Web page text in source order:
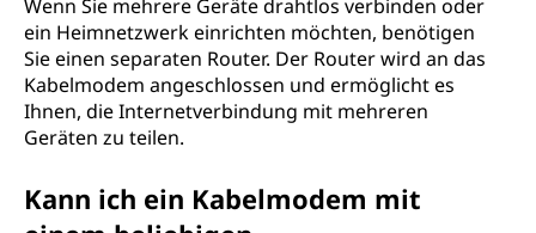
Wenn Sie mehrere Geräte drahtlos verbinden oder
ein Heimnetzwerk einrichten möchten, benötigen
Sie einen separaten Router. Der Router wird an das
Kabelmodem angeschlossen und ermöglicht es
Ihnen, die Internetverbindung mit mehreren
Geräten zu teilen.
Kann ich ein Kabelmodem mit